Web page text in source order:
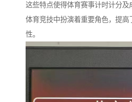
这些特点使得体育赛事计时计分及
体育竞技中扮演着重要角色，提高
性。